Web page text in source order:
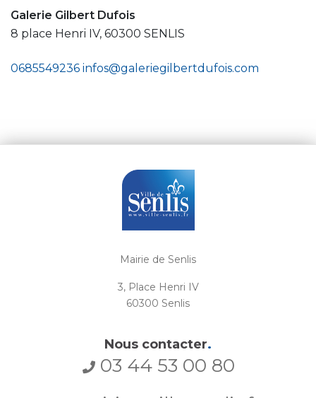
Galerie Gilbert Dufois
8 place Henri IV, 60300 SENLIS
0685549236 infos@galeriegilbertdufois.com
Mairie de Senlis
3, Place Henri IV
60300 Senlis
Nous contacter.
03 44 53 00 80